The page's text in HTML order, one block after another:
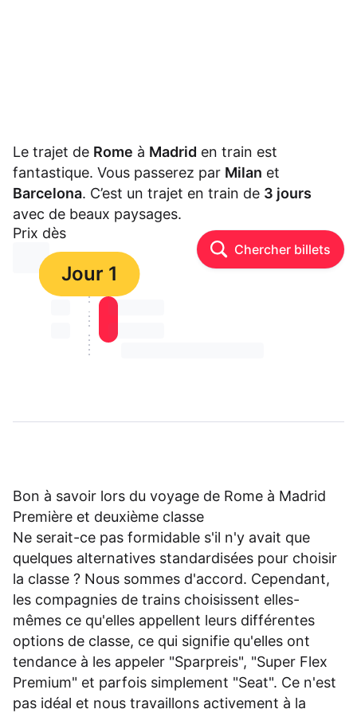
Le trajet de Rome à Madrid en train est
fantastique. Vous passerez par Milan et
Barcelona. C’est un trajet en train de 3 jours
avec de beaux paysages.
Prix dès
⏳⏳ Chercher billets
Jour 1
⏳⏳ ⏳ ⏳⏳
⏳⏳ ⏳ ⏳⏳
Bon à savoir lors du voyage de Rome à Madrid
Première et deuxième classe
Ne serait-ce pas formidable s'il n'y avait que
quelques alternatives standardisées pour choisir
la classe ? Nous sommes d'accord. Cependant,
les compagnies de trains choisissent elles-
mêmes ce qu'elles appellent leurs différentes
options de classe, ce qui signifie qu'elles ont
tendance à les appeler "Sparpreis", "Super Flex
Premium" et parfois simplement "Seat". Ce n'est
pas idéal et nous travaillons activement à la